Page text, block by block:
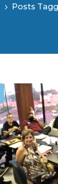
Posts